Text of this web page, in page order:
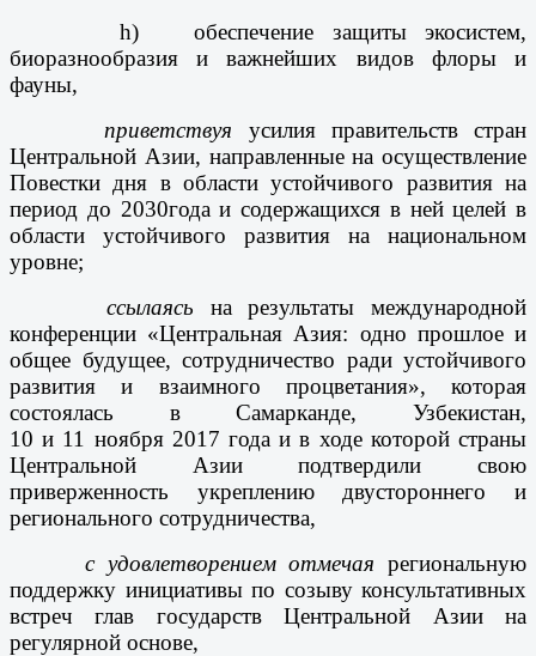
h) обеспечение защиты экосистем,
биоразнообразия и важнейших видов флоры и
фауны,
приветствуя усилия правительств стран
Центральной Азии, направленные на осуществление
Повестки дня в области устойчивого развития на
период до 2030года и содержащихся в ней целей в
области устойчивого развития на национальном
уровне;
ссылаясь на результаты международной
конференции «Центральная Азия: одно прошлое и
общее будущее, сотрудничество ради устойчивого
развития и взаимного процветания», которая
состоялась в Самарканде, Узбекистан,
10 и 11 ноября 2017 года и в ходе которой страны
Центральной Азии подтвердили свою
приверженность укреплению двустороннего и
регионального сотрудничества,
с удовлетворением отмечая региональную
поддержку инициативы по созыву консультативных
встреч глав государств Центральной Азии на
регулярной основе,